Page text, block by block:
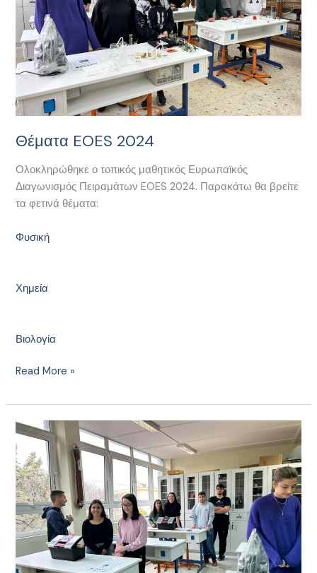
Θέματα EOES 2024
Ολοκληρώθηκε ο τοπικός μαθητικός Ευρωπαϊκός
Διαγωνισμός Πειραμάτων EOES 2024. Παρακάτω θα βρείτε
τα φετινά θέματα:
Φυσική
Χημεία
Βιολογία
Read More »
Διαγωνισμός
EOES
2024